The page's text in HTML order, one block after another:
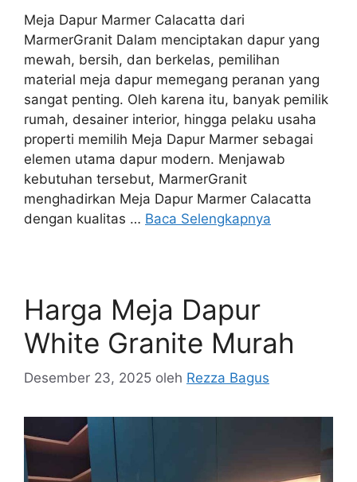
Meja Dapur Marmer Calacatta dari
MarmerGranit Dalam menciptakan dapur yang
mewah, bersih, dan berkelas, pemilihan
material meja dapur memegang peranan yang
sangat penting. Oleh karena itu, banyak pemilik
rumah, desainer interior, hingga pelaku usaha
properti memilih Meja Dapur Marmer sebagai
elemen utama dapur modern. Menjawab
kebutuhan tersebut, MarmerGranit
menghadirkan Meja Dapur Marmer Calacatta
dengan kualitas … Baca Selengkapnya
Harga Meja Dapur
White Granite Murah
Desember 23, 2025 oleh Rezza Bagus